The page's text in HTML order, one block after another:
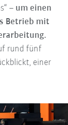
– um einen
Betrieb mit
rund fünf
einer